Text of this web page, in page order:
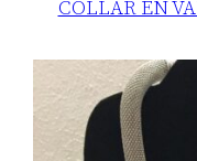
COLLAR EN